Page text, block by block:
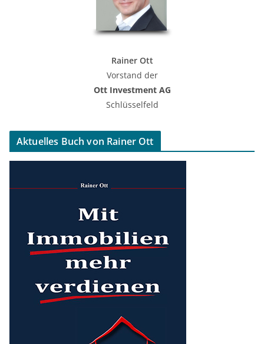
Rainer Ott
Vorstand der
Ott Investment AG
Schlüsselfeld
Aktuelles Buch von Rainer Ott